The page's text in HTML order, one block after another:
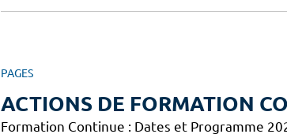
PAGES
ACTIONS DE FORMATION
Formation Continue : Dates et Programme